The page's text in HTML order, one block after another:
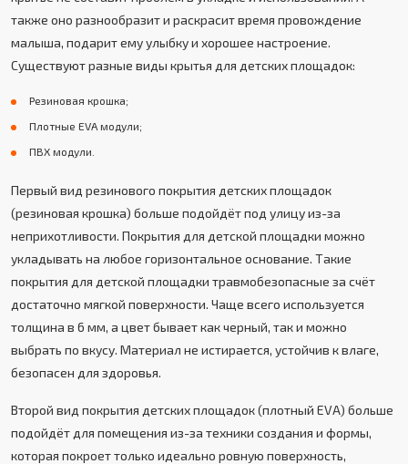
также оно разнообразит и раскрасит время провождение
малыша, подарит ему улыбку и хорошее настроение.
Существуют разные виды крытья для детских площадок:
Резиновая крошка;
Плотные EVA модули;
ПВХ модули.
Первый вид резинового покрытия детских площадок
(резиновая крошка) больше подойдёт под улицу из-за
неприхотливости. Покрытия для детской площадки можно
укладывать на любое горизонтальное основание. Такие
покрытия для детской площадки травмобезопасные за счёт
достаточно мягкой поверхности. Чаще всего используется
толщина в 6 мм, а цвет бывает как черный, так и можно
выбрать по вкусу. Материал не истирается, устойчив к влаге,
безопасен для здоровья.
Второй вид покрытия детских площадок (плотный EVA) больше
подойдёт для помещения из-за техники создания и формы,
которая покроет только идеально ровную поверхность,